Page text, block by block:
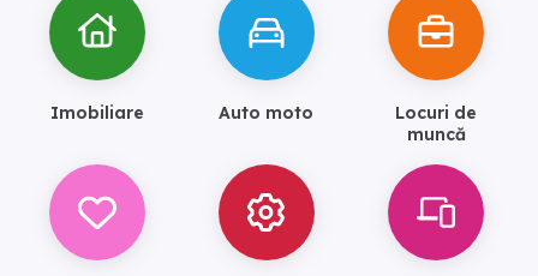
Imobiliare Auto moto
Locuri de
muncă